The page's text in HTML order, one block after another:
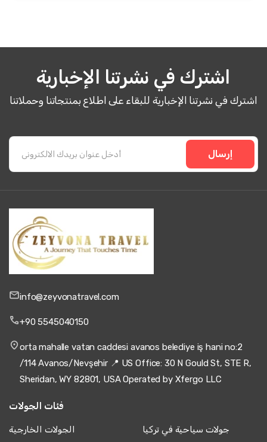
اشترك في نشرتنا الإخبارية
اشترك في نشرتنا الإخبارية للبقاء على اطلاع بمنتجاتنا وحملاتنا
إرسال
info@zeyvonatravel.com
+90 5545040150
orta mahalle vatan caddesi avanos belediye iş hani no:2
/114 Avanos/Nevşehir 📍 US Office: 30 N Gould St, STE R,
Sheridan, WY 82801, USA Operated by Xfergo LLC
فئات الجولات
الجولات الخارجية جولات سياحية في تركيا